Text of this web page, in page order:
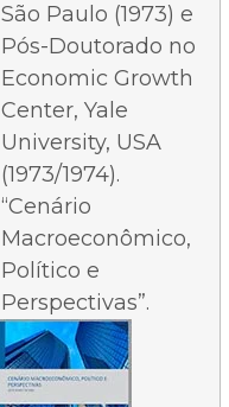
São Paulo (1973) e
Pós-Doutorado no
Economic Growth
Center, Yale
University, USA
(1973/1974).
“Cenário
Macroeconômico,
Político e
Perspectivas”.